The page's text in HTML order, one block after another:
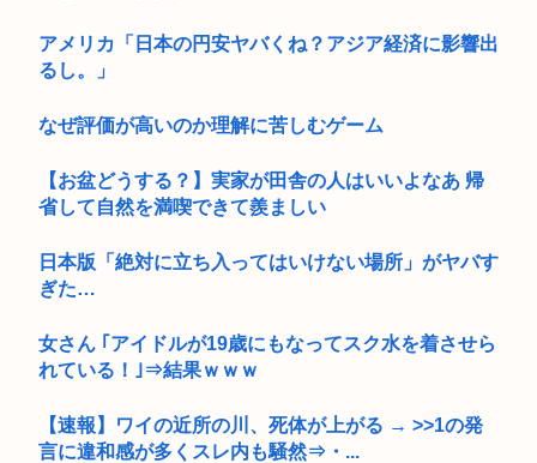
アメリカ「日本の円安ヤバくね？アジア経済に影響出
るし。」
なぜ評価が高いのか理解に苦しむゲーム
【お盆どうする？】実家が田舎の人はいいよなあ 帰
省して自然を満喫できて羨ましい
日本版「絶対に立ち入ってはいけない場所」がヤバす
ぎた…
女さん ｢アイドルが19歳にもなってスク水を着させら
れている！｣⇒結果ｗｗｗ
【速報】ワイの近所の川、死体が上がる → >>1の発
言に違和感が多くスレ内も騒然⇒・...